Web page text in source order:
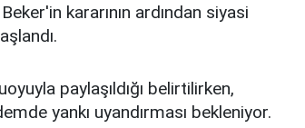
kararının ardından siyasi
paylaşıldığı belirtilirken,
yankı uyandırması bekleniyor.